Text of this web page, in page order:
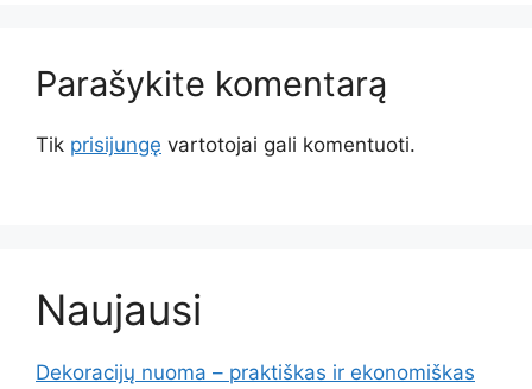
Parašykite komentarą
Tik prisijungę vartotojai gali komentuoti.
Naujausi
Dekoracijų nuoma – praktiškas ir ekonomiškas